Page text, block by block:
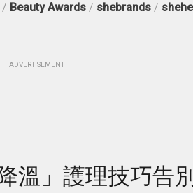
Beauty Awards/ shebrands/
ADVERTISEMENT
溫」護理技巧告